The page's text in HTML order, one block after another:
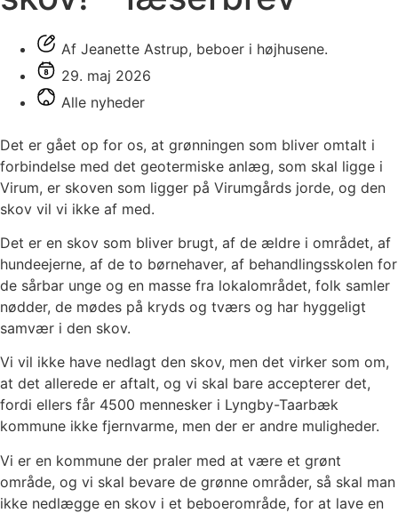
Af Jeanette Astrup, beboer i højhusene.
29. maj 2026
Alle nyheder
Det er gået op for os, at grønningen som bliver omtalt i
forbindelse med det geotermiske anlæg, som skal ligge i
Virum, er skoven som ligger på Virumgårds jorde, og den
skov vil vi ikke af med.
Det er en skov som bliver brugt, af de ældre i området, af
hundeejerne, af de to børnehaver, af behandlingsskolen for
de sårbar unge og en masse fra lokalområdet, folk samler
nødder, de mødes på kryds og tværs og har hyggeligt
samvær i den skov.
Vi vil ikke have nedlagt den skov, men det virker som om,
at det allerede er aftalt, og vi skal bare accepterer det,
fordi ellers får 4500 mennesker i Lyngby-Taarbæk
kommune ikke fjernvarme, men der er andre muligheder.
Vi er en kommune der praler med at være et grønt
område, og vi skal bevare de grønne områder, så skal man
ikke nedlægge en skov i et beboerområde, for at lave en